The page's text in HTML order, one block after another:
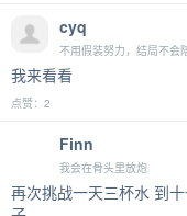
cyq
不用假装努力，结局不会
我来看看
点赞：2
Finn
我会在骨头里放炮
再次挑战一天三杯水 到